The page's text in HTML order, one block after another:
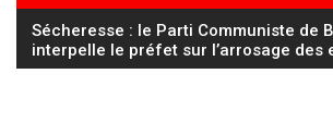
Sécheresse : le Parti Communiste de
interpelle le préfet sur l’arrosage des